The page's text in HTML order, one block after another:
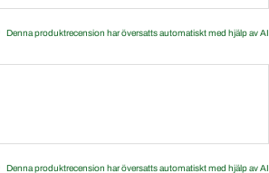
Denna produktrecension har översatts automatiskt med hjälp av AI
Denna produktrecension har översatts automatiskt med hjälp av AI